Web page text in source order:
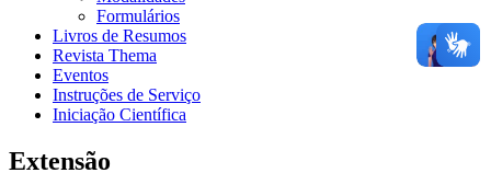
Formulários
Livros de Resumos
Revista Thema
Eventos
Instruções de Serviço
Iniciação Científica
Extensão